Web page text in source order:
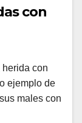
con
con
ejemplo de
males con